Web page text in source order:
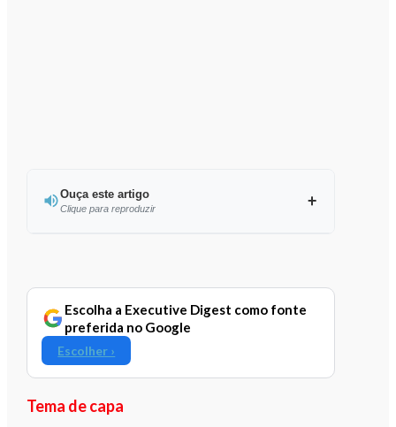
Ouça este artigo
Clique para reproduzir
Escolha a Executive Digest como fonte
preferida no Google
Escolher ›
Tema de capa